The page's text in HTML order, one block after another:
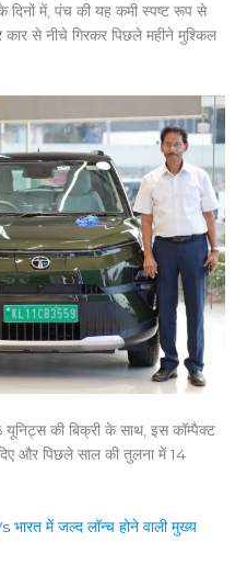
दिनों में, पंच की यह कमी स्पष्ट रूप से
से नीचे गिरकर पिछले महीने मुश्किल
की बिक्री के साथ, इस कॉम्पैक्ट
और पिछले साल की तुलना में 14
में जल्द लॉन्च होने वाली मुख्य